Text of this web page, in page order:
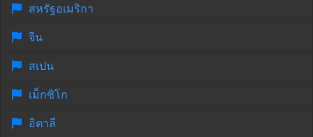
สหรัฐอเมริกา
จีน
สเปน
เม็กซิโก
อิตาลี